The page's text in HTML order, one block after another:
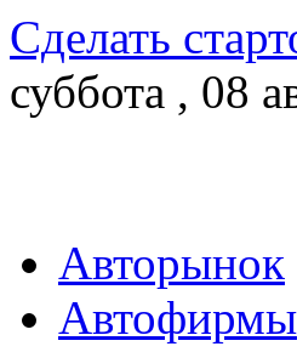
Сделать
суббота , 08
Авторынок
Автофирмы